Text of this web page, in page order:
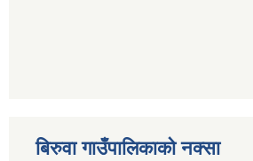
बिरुवा गाउँपालिकाको नक्सा